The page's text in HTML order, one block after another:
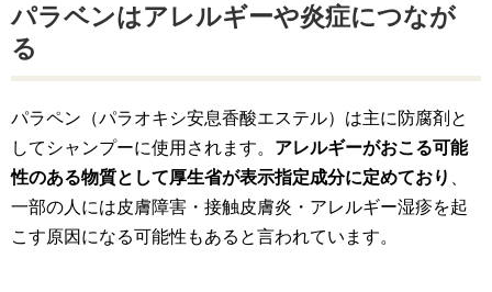
パラベンはアレルギーや炎症につなが
る
パラペン（パラオキシ安息香酸エステル）は主に防腐剤と
してシャンプーに使用されます。 アレルギーがおこる可能
性のある物質として厚生省が表示指定成分に定めており
一部の人には皮膚障害・接触皮膚炎・アレルギー湿疹を起
こす原因になる可能性もあると言われています。